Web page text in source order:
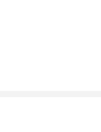
뼈아픈 기억이 있
에게 씌워진 굴레,
후손들. '말해질 수